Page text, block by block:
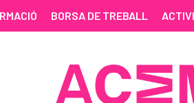
BORSA DE TREBALL